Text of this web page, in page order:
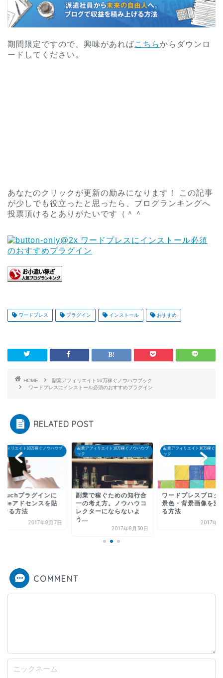
期間限定ですので、興味があればこちらからダウンロ
ードしてください。
あなたのクリックが更新の励みになります！ この記事
が少しでも役立ったと思ったら、ブログランキングへ
投票頂けるとありがたいです（＾＾
ワードプレス プラグイン インストール おすすめ
HOME
副業アフィリエイト10万稼ぐノウハウブック
ワードプレスにインストール必須のおすすめプラグイン
RELATED POST
フィリエイト10万稼ぐノウハウブ
プラグインに
アドセンスを貼
ける方法
2017年8月7日
副業アフィリエイト10万稼ぐノウハウブ
ック
副業で稼ぐための知行合
一の考え方。ノウハウコ
レクターにならないよ
う...
2017年8月30日
副業アフィリエイト10万稼ぐノ
ック
ワードプレスブログ
景色・背景画像を変
る方法
2017年7
COMMENT